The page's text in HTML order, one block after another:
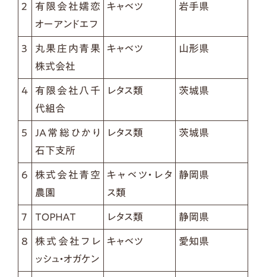
2
有限会社嬬恋
オーアンドエフ
キャベツ 岩手県
3
丸果庄内青果
株式会社
キャベツ 山形県
4
有限会社八千
代組合
レタス類 茨城県
5
JA常総ひかり
石下支所
レタス類 茨城県
6
株式会社青空
農園
キャベツ・レタ
ス類
静岡県
7 ＴＯＰＨＡＴ レタス類 静岡県
8
株式会社フレ
ッシュ・オガケン
キャベツ 愛知県